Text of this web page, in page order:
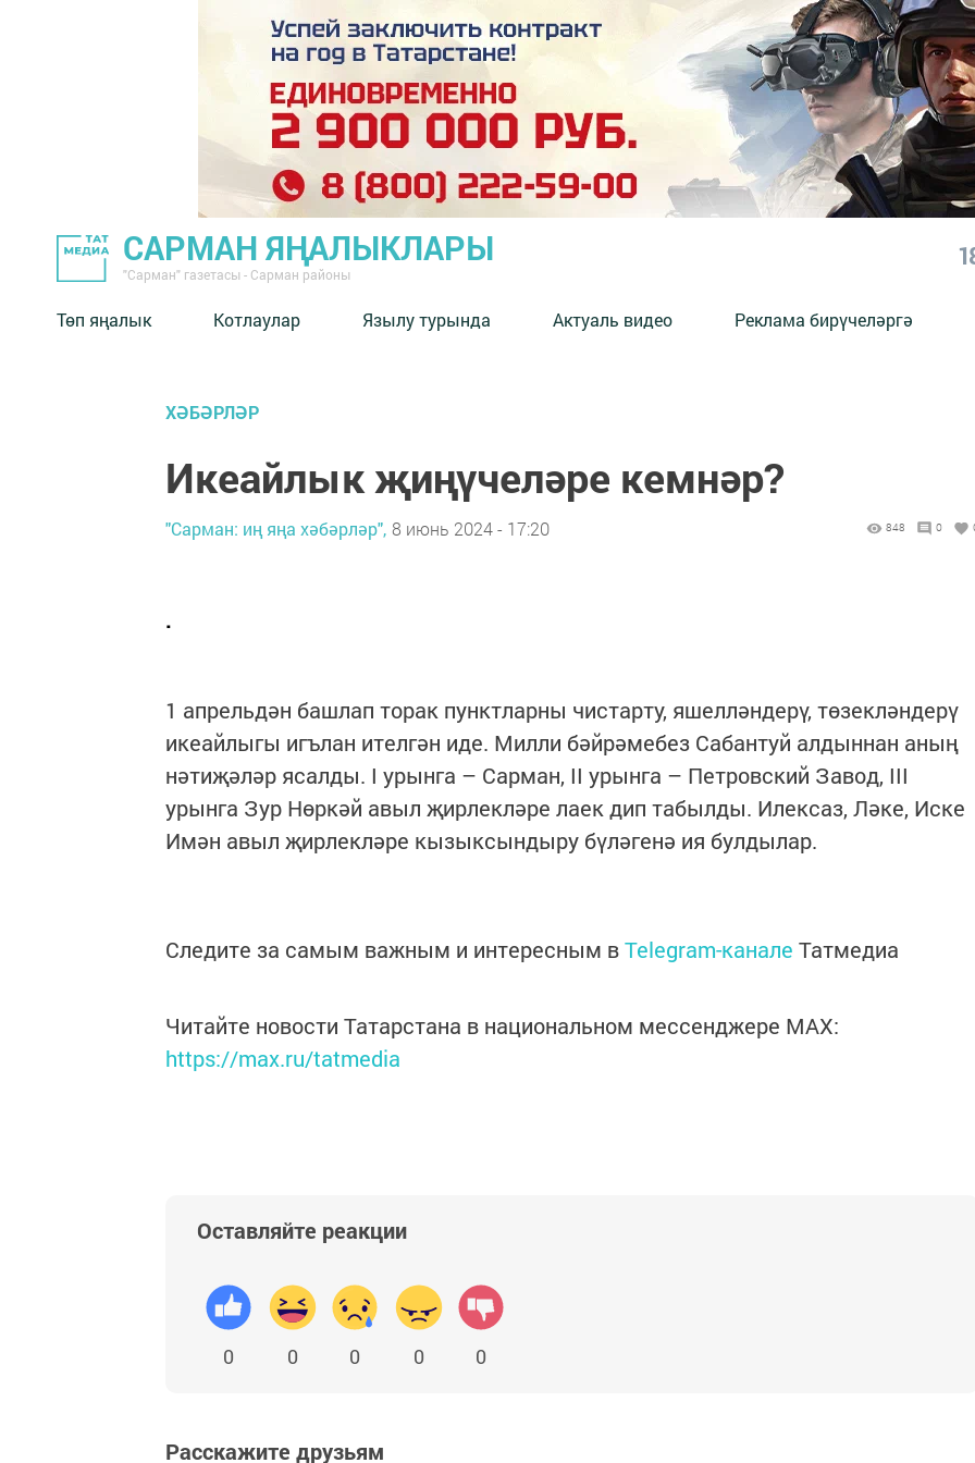
САРМАН ЯҢАЛЫКЛАРЫ
"Сарман" газетасы - Сарман районы
Төп яңалык Котлаулар Язылу турында Актуаль видео Реклама бирүчеләргә
ХӘБӘРЛӘР
Икеайлык җиңүчеләре кемнәр?
"Сарман: иң яңа хәбәрләр", 8 июнь 2024 - 17:20 848 0
.
1 апрельдән башлап торак пунктларны чистарту, яшелләндерү, төзекләндерү
икеайлыгы игълан ителгән иде. Милли бәйрәмебез Сабантуй алдыннан аның
нәтиҗәләр ясалды. I урынга – Сарман, II урынга – Петровский Завод, III
урынга Зур Нөркәй авыл җирлекләре лаек дип табылды. Илексаз, Ләке, Иске
Имән авыл җирлекләре кызыксындыру бүләгенә ия булдылар.
Следите за самым важным и интересным вTelegram-канале Татмедиа
Читайте новости Татарстана в национальном мессенджере MАХ:
https://max.ru/tatmedia
Оставляйте реакции
0 0 0 0 0
Расскажите друзьям